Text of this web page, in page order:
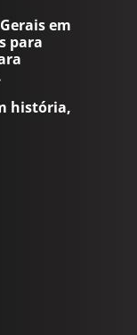
em
para
história,